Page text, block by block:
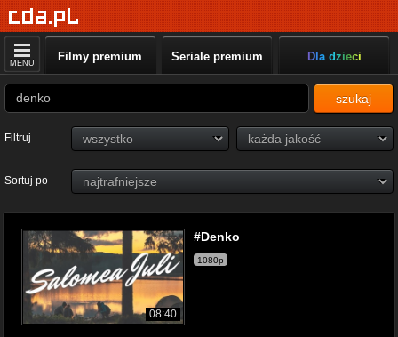
MENU Filmy premium Seriale premium Dla dzieci
szukaj
Filtruj
Sortuj po
08:40
#Denko
1080p